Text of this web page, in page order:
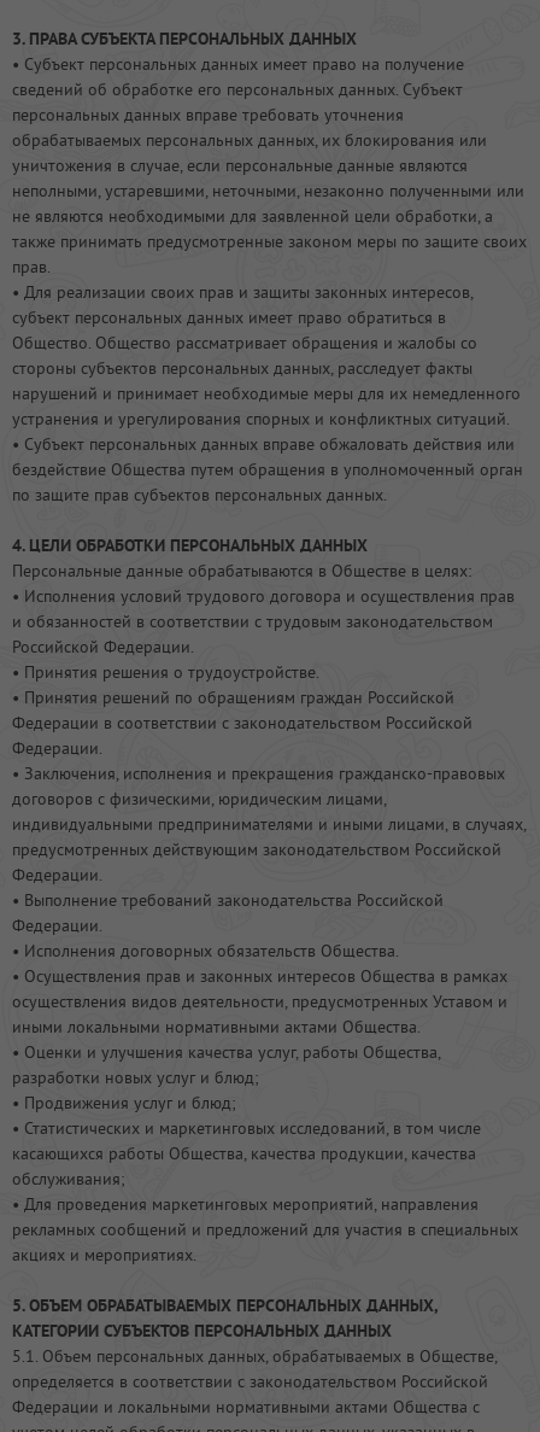
3. ПРАВА СУБЪЕКТА ПЕРСОНАЛЬНЫХ ДАННЫХ
• Субъект персональных данных имеет право на получение
сведений об обработке его персональных данных. Субъект
персональных данных вправе требовать уточнения
обрабатываемых персональных данных, их блокирования или
уничтожения в случае, если персональные данные являются
неполными, устаревшими, неточными, незаконно полученными или
не являются необходимыми для заявленной цели обработки, а
также принимать предусмотренные законом меры по защите своих
прав.
• Для реализации своих прав и защиты законных интересов,
субъект персональных данных имеет право обратиться в
Общество. Общество рассматривает обращения и жалобы со
стороны субъектов персональных данных, расследует факты
нарушений и принимает необходимые меры для их немедленного
устранения и урегулирования спорных и конфликтных ситуаций.
• Субъект персональных данных вправе обжаловать действия или
бездействие Общества путем обращения в уполномоченный орган
по защите прав субъектов персональных данных.
4. ЦЕЛИ ОБРАБОТКИ ПЕРСОНАЛЬНЫХ ДАННЫХ
Персональные данные обрабатываются в Обществе в целях:
• Исполнения условий трудового договора и осуществления прав
и обязанностей в соответствии с трудовым законодательством
Российской Федерации.
• Принятия решения о трудоустройстве.
• Принятия решений по обращениям граждан Российской
Федерации в соответствии с законодательством Российской
Федерации.
• Заключения, исполнения и прекращения гражданско-правовых
договоров с физическими, юридическим лицами,
индивидуальными предпринимателями и иными лицами, в случаях,
предусмотренных действующим законодательством Российской
Федерации.
• Выполнение требований законодательства Российской
Федерации.
• Исполнения договорных обязательств Общества.
• Осуществления прав и законных интересов Общества в рамках
осуществления видов деятельности, предусмотренных Уставом и
иными локальными нормативными актами Общества.
• Оценки и улучшения качества услуг, работы Общества,
разработки новых услуг и блюд;
• Продвижения услуг и блюд;
• Статистических и маркетинговых исследований, в том числе
касающихся работы Общества, качества продукции, качества
обслуживания;
• Для проведения маркетинговых мероприятий, направления
рекламных сообщений и предложений для участия в специальных
акциях и мероприятиях.
5. ОБЪЕМ ОБРАБАТЫВАЕМЫХ ПЕРСОНАЛЬНЫХ ДАННЫХ,
КАТЕГОРИИ СУБЪЕКТОВ ПЕРСОНАЛЬНЫХ ДАННЫХ
5.1. Объем персональных данных, обрабатываемых в Обществе,
определяется в соответствии с законодательством Российской
Федерации и локальными нормативными актами Общества с